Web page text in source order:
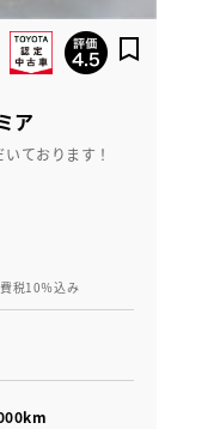
ア
ております！
税10％込み